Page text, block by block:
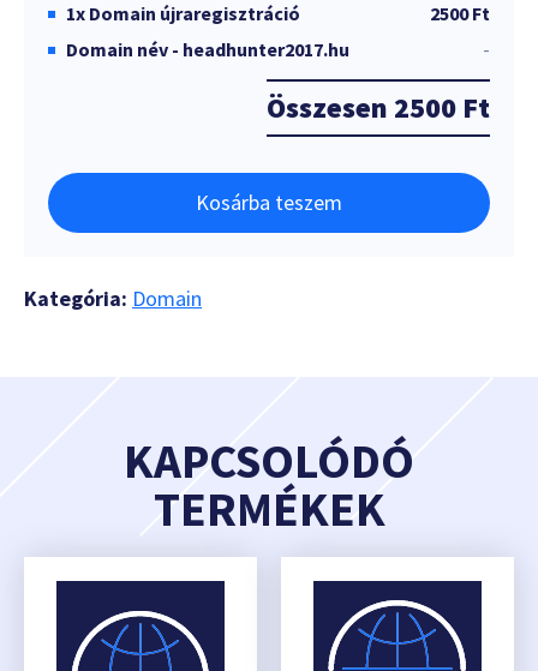
1x Domain újraregisztráció
2500 Ft
Domain név - headhunter2017.hu
-
Összesen 2500 Ft
Kosárba teszem
Kategória: Domain
KAPCSOLÓDÓ
TERMÉKEK